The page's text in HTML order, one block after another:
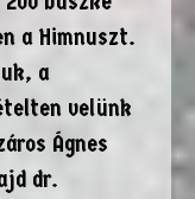
a Himnuszt.
a
velünk
Ágnes
dr.